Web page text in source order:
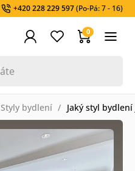
+420 228 229 597(Po-Pá: 7 - 16)
0
Styly bydlení Jaký styl